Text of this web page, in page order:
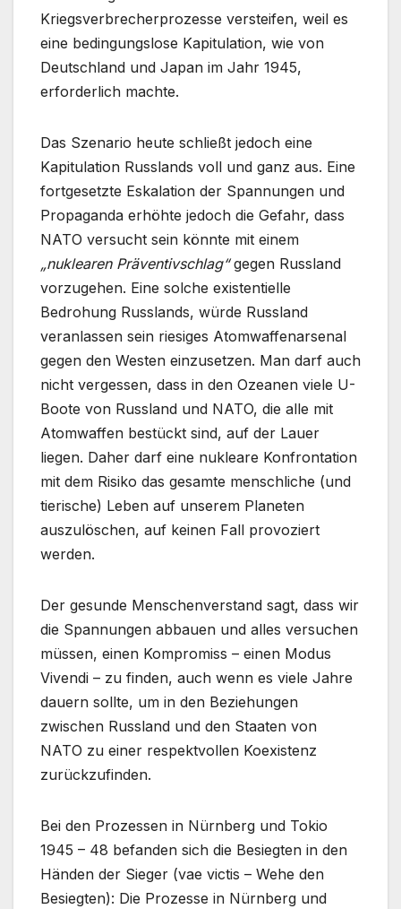
Kriegsverbrecherprozesse versteifen, weil es
eine bedingungslose Kapitulation, wie von
Deutschland und Japan im Jahr 1945,
erforderlich machte.
Das Szenario heute schließt jedoch eine
Kapitulation Russlands voll und ganz aus. Eine
fortgesetzte Eskalation der Spannungen und
Propaganda erhöhte jedoch die Gefahr, dass
NATO versucht sein könnte mit einem
„nuklearen Präventivschlag“gegen Russland
vorzugehen. Eine solche existentielle
Bedrohung Russlands, würde Russland
veranlassen sein riesiges Atomwaffenarsenal
gegen den Westen einzusetzen. Man darf auch
nicht vergessen, dass in den Ozeanen viele U-
Boote von Russland und NATO, die alle mit
Atomwaffen bestückt sind, auf der Lauer
liegen. Daher darf eine nukleare Konfrontation
mit dem Risiko das gesamte menschliche (und
tierische) Leben auf unserem Planeten
auszulöschen, auf keinen Fall provoziert
werden.
Der gesunde Menschenverstand sagt, dass wir
die Spannungen abbauen und alles versuchen
müssen, einen Kompromiss – einen Modus
Vivendi – zu finden, auch wenn es viele Jahre
dauern sollte, um in den Beziehungen
zwischen Russland und den Staaten von
NATO zu einer respektvollen Koexistenz
zurückzufinden.
Bei den Prozessen in Nürnberg und Tokio
1945 – 48 befanden sich die Besiegten in den
Händen der Sieger (vae victis – Wehe den
Besiegten): Die Prozesse in Nürnberg und